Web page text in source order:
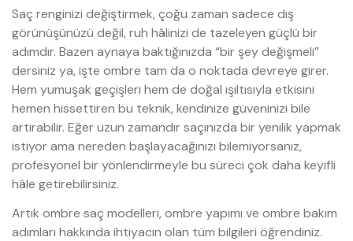
Saç renginizi değiştirmek, çoğu zaman sadece dış
görünüşünüzü değil, ruh hâlinizi de tazeleyen güçlü bir
adımdır. Bazen aynaya baktığınızda “bir şey değişmeli”
dersiniz ya, işte ombre tam da o noktada devreye girer.
Hem yumuşak geçişleri hem de doğal ışıltısıyla etkisini
hemen hissettiren bu teknik, kendinize güveninizi bile
artırabilir. Eğer uzun zamandır saçınızda bir yenilik yapmak
istiyor ama nereden başlayacağınızı bilemiyorsanız,
profesyonel bir yönlendirmeyle bu süreci çok daha keyifli
hâle getirebilirsiniz.
Artık ombre saç modelleri, ombre yapımı ve ombre bakım
adımları hakkında ihtiyacın olan tüm bilgileri öğrendiniz.